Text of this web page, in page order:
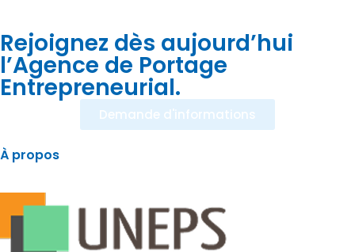
Rejoignez dès aujourd’hui
l’Agence de Portage
Entrepreneurial.
Demande d'informations
À propos